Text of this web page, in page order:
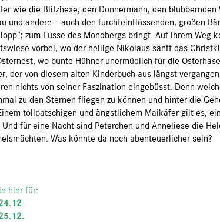
wie die Blitzhexe, den Donnermann, den blubbernden
und andere – auch den furchteinflössenden, großen
zum Fusse des Mondbergs bringt. Auf ihrem Weg
vorbei, wo der heilige Nikolaus sanft das
wo bunte Hühner unermüdlich für die
der von diesem alten Kinderbuch aus längst
nichts von seiner Faszination eingebüsst. Denn
zu den Sternen fliegen zu können und hinter die
tollpatschigen und ängstlichem Maikäfer gilt es,
für eine Nacht sind Peterchen und Anneliese die
Was könnte da noch abenteuerlicher sein?
hier für: